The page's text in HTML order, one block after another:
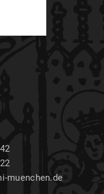
muenchen.de